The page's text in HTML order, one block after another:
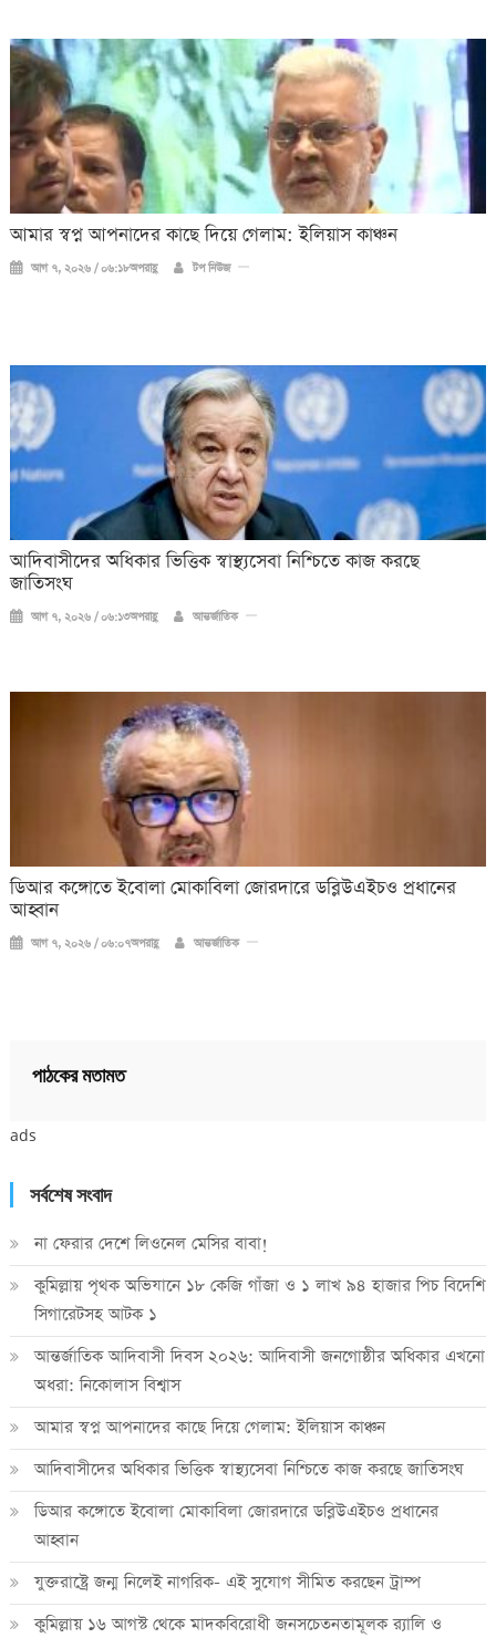
আমার স্বপ্ন আপনাদের কাছে দিয়ে গেলাম: ইলিয়াস কাঞ্চন
আগ ৭, ২০২৬ / ০৬:১৮অপরাহ্ণ টপ নিউজ
আদিবাসীদের অধিকার ভিত্তিক স্বাস্থ্যসেবা নিশ্চিতে কাজ করছে
জাতিসংঘ
আগ ৭, ২০২৬ / ০৬:১৩অপরাহ্ণ আন্তর্জাতিক
ডিআর কঙ্গোতে ইবোলা মোকাবিলা জোরদারে ডব্লিউএইচও প্রধানের
আহ্বান
আগ ৭, ২০২৬ / ০৬:০৭অপরাহ্ণ আন্তর্জাতিক
পাঠকের মতামত
ads
সর্বশেষ সংবাদ
না ফেরার দেশে লিওনেল মেসির বাবা!
কুমিল্লায় পৃথক অভিযানে ১৮ কেজি গাঁজা ও ১ লাখ ৯৪ হাজার পিচ বিদেশি
সিগারেটসহ আটক ১
আন্তর্জাতিক আদিবাসী দিবস ২০২৬: আদিবাসী জনগোষ্ঠীর অধিকার এখনো
অধরা: নিকোলাস বিশ্বাস
আমার স্বপ্ন আপনাদের কাছে দিয়ে গেলাম: ইলিয়াস কাঞ্চন
আদিবাসীদের অধিকার ভিত্তিক স্বাস্থ্যসেবা নিশ্চিতে কাজ করছে জাতিসংঘ
ডিআর কঙ্গোতে ইবোলা মোকাবিলা জোরদারে ডব্লিউএইচও প্রধানের
আহ্বান
যুক্তরাষ্ট্রে জন্ম নিলেই নাগরিক- এই সুযোগ সীমিত করছেন ট্রাম্প
কুমিল্লায় ১৬ আগস্ট থেকে মাদকবিরোধী জনসচেতনতামূলক র‍্যালি ও